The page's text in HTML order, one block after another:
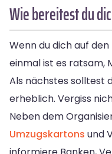
Wie bereitest du
Wenn du dich auf den
einmal ist es ratsam,
Als nächstes solltest
erheblich. Vergiss
Neben dem
Umzugskartons und